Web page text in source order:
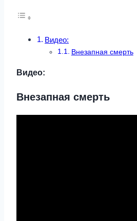
Видео:
Внезапная смерть
Видео:
Внезапная смерть